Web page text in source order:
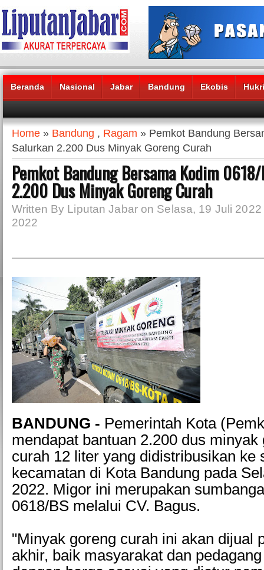
Beranda Nasional Jabar Bandung Ekobis
Headlines News :
Home » Bandung , Ragam » Pemkot Bandung
Salurkan 2.200 Dus Minyak Goreng Curah
Pemkot Bandung Bersama Kodim
2.200 Dus Minyak Goreng Curah
Written By Liputan Jabar on Selasa, 19 Juli
2022
BANDUNG - Pemerintah Kota
mendapat bantuan 2.200 dus
curah 12 liter yang didistribusikan ke
kecamatan di Kota Bandung pada
2022. Migor ini merupakan
0618/BS melalui CV. Bagus.
"Minyak goreng curah ini akan dijual
akhir, baik masyarakat dan